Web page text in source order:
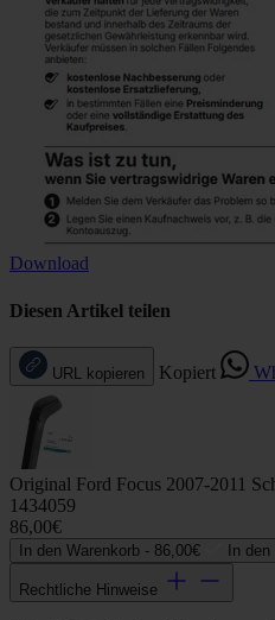
Download
Diesen Artikel teilen
URL kopieren Kopiert
Original Ford Focus 2007-2011
1434059
86,00€
In den Warenkorb - 86,00€ In
Rechtliche Hinweise